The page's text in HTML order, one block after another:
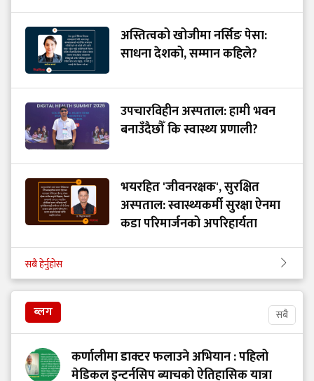
अस्तित्वको खोजीमा नर्सिङ पेसा:
साधना देशको, सम्मान कहिले?
उपचारविहीन अस्पताल: हामी भवन
बनाउँदैछौँ कि स्वास्थ्य प्रणाली?
भयरहित 'जीवनरक्षक', सुरक्षित
अस्पताल: स्वास्थ्यकर्मी सुरक्षा ऐनमा
कडा परिमार्जनको अपरिहार्यता
सबै हेर्नुहोस
ब्लग सबै
कर्णालीमा डाक्टर फलाउने अभियान : पहिलो
मेडिकल इन्टर्नसिप ब्याचको ऐतिहासिक यात्रा